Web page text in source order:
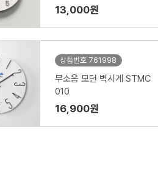
13,000원
상품번호 761998
무소음 모던 벽시계 STMC
010
16,900원